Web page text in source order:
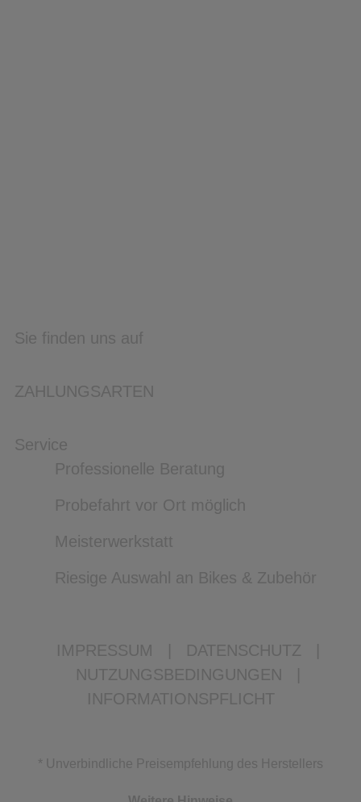
Sie finden uns auf
ZAHLUNGSARTEN
Service
Professionelle Beratung
Probefahrt vor Ort möglich
Meisterwerkstatt
Riesige Auswahl an Bikes & Zubehör
IMPRESSUM DATENSCHUTZ
NUTZUNGSBEDINGUNGEN
INFORMATIONSPFLICHT
* Unverbindliche Preisempfehlung des Herstellers